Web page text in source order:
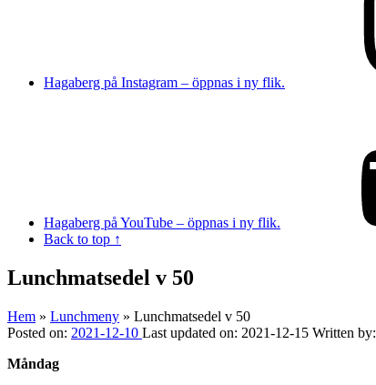
Hagaberg på Instagram – öppnas i ny flik.
Hagaberg på YouTube – öppnas i ny flik.
Back to top ↑
Lunchmatsedel v 50
Hem » Lunchmeny » Lunchmatsedel v 50
Posted on: 2021-12-10 Last updated on: 2021-12-15 Written by:
Måndag